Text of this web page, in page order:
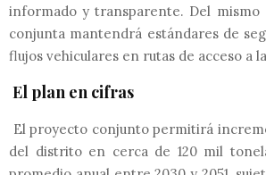
informado y transparente. Del mismo
conjunta mantendrá estándares de
flujos vehiculares en rutas de acceso a
El plan en cifras
El proyecto conjunto permitirá
del distrito en cerca de 120 mil